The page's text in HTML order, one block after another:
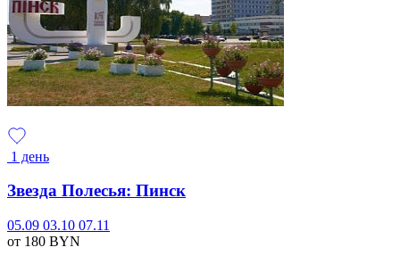
1 день
Звезда Полесья: Пинск
05.09 03.10 07.11
от 180 BYN